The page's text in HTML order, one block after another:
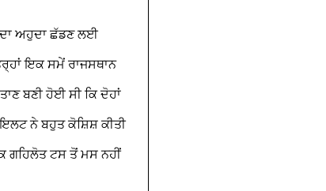
ਦਾ ਅਹੁਦਾ ਛੱਡਣ ਲਈ
ਇਕ ਸਮੇਂ ਰਾਜਸਥਾਨ
ਬਣੀ ਹੋਈ ਸੀ ਕਿ ਦੋਹਾਂ
ਨੇ ਬਹੁਤ ਕੋਸ਼ਿਸ਼ ਕੀਤੀ
ਗਹਿਲੋਤ ਟਸ ਤੋਂ ਮਸ ਨਹੀਂ